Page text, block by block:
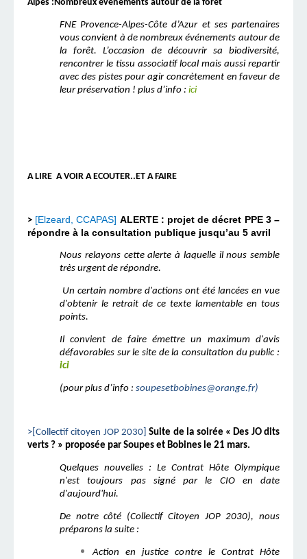
Alpes :Nombreux événements autour de la forêt
FNE Provence-Alpes-Côte d’Azur et ses partenaires
vous convient à de nombreux événements autour de
la forêt. L’occasion de découvrir sa biodiversité,
rencontrer le tissu associatif local mais aussi repartir
avec des pistes pour agir concrètement en faveur de
leur préservation ! plus d’info : ici
A LIRE A VOIR A ECOUTER..ET A FAIRE
> [Elzeard, CCAPAS] ALERTE : projet de décret PPE 3 –
répondre à la consultation publique jusqu’au 5 avril
Nous relayons cette alerte à laquelle il nous semble
très urgent de répondre.
Un certain nombre d'actions ont été lancées en vue
d'obtenir le retrait de ce texte lamentable en tous
points.
Il convient de faire émettre un maximum d'avis
défavorables sur le site de la consultation du public :
ici
(pour plus d’info : soupesetbobines@orange.fr)
>[Collectif citoyen JOP 2030]Suite de la soirée « Des JO dits
verts ? » proposée par Soupes et Bobines le 21 mars.
Quelques nouvelles : Le Contrat Hôte Olympique
n'est toujours pas signé par le CIO en date
d'aujourd'hui.
De notre côté (Collectif Citoyen JOP 2030), nous
préparons la suite :
Action en justice contre le Contrat Hôte